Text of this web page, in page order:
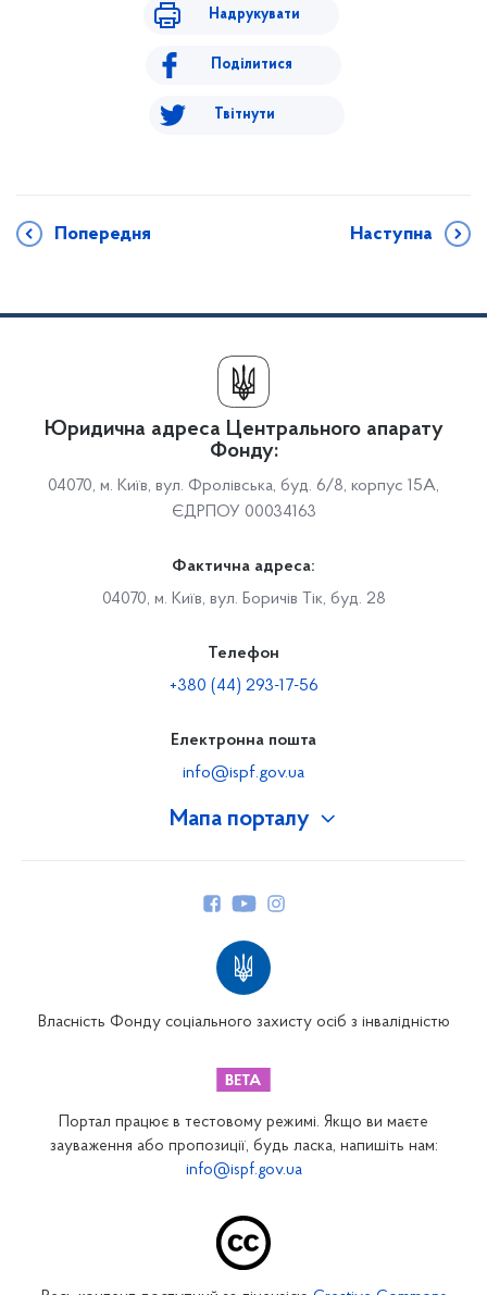
Надрукувати
Поділитися
Твітнути
Попередня Наступна
Мапа порталу
Закарпатське відділення
Запорізьке відділення
Юридична адреса Центрального апарату
Фонду:
04070, м. Київ, вул. Фролівська, буд. 6/8, корпус 15А,
ЄДРПОУ 00034163
Фактична адреса:
04070, м. Київ, вул. Боричів Тік, буд. 28
Телефон
+380 (44) 293-17-56
Електронна пошта
info@ispf.gov.ua
Власність Фонду соціального захисту осіб з інвалідністю
Портал працює в тестовому режимі. Якщо ви маєте
зауваження або пропозиції, будь ласка, напишіть нам:
info@ispf.gov.ua